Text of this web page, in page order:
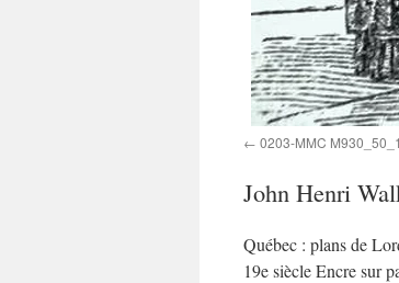
0203-MMC
John Henri
Québec : plans de
19e siècle Encre sur